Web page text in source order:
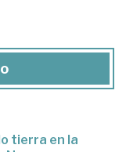
tierra en la